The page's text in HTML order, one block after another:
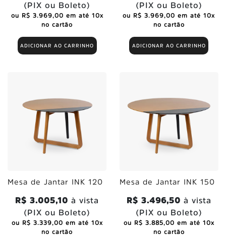
ADICIONAR AO CARRINHO
(PIX ou Boleto)
ou R$ 3.969,00 em até 10x
no cartão
ADICIONAR AO CARRINHO
(PIX ou Boleto)
ou R$ 3.969,00 em até 10x
no cartão
Mesa de Jantar INK 120
R$ 3.005,10 à vista
(PIX ou Boleto)
ou R$ 3.339,00 em até 10x
no cartão
Mesa de Jantar INK 150
R$ 3.496,50 à vista
(PIX ou Boleto)
ou R$ 3.885,00 em até 10x
no cartão